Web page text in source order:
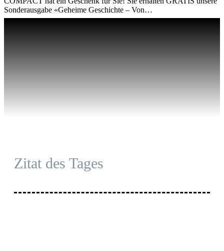
Sonderausgabe «Geheime Geschichte – Von…
Zitat des Tages